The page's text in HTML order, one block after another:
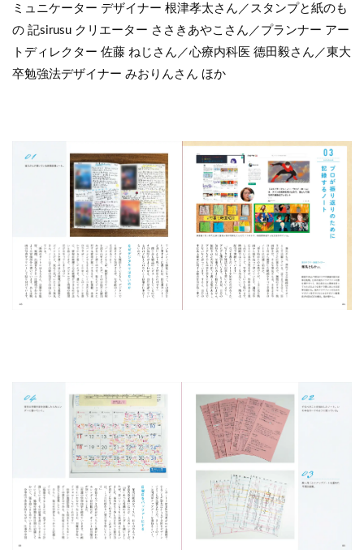
ミュニケーター デザイナー 根津孝太さん／スタンプと紙のも
の 記sirusu クリエーター ささきあやこさん／プランナー アー
トディレクター 佐藤 ねじさん／心療内科医 德田毅さん／東大
卒勉強法デザイナー みおりんさん ほか